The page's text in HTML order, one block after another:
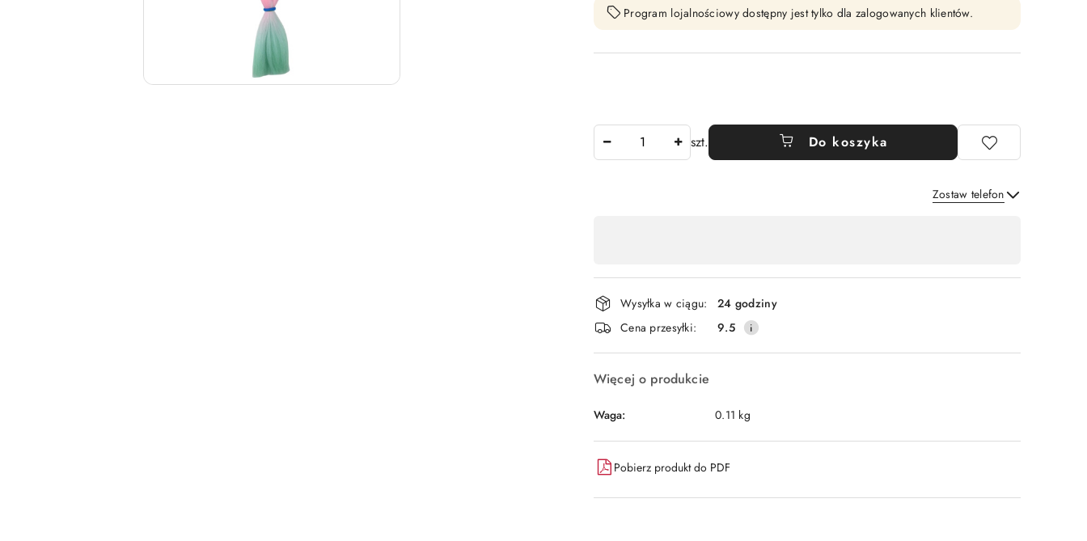
Program lojalnościowy dostępny jest tylko dla zalogowanych klientów.
szt. Do koszyka
Zostaw telefon
płatność
i
dostawa
Wysyłka w ciągu:
24 godziny
Cena przesyłki:
9.5
Więcej o produkcie
Waga: 0.11 kg
Pobierz produkt do PDF